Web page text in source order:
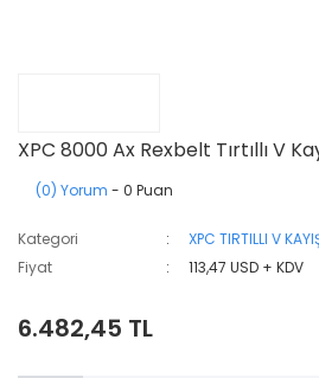
XPC 8000 Ax Rexbelt Tırtıllı V
(0) Yorum - 0 Puan
Kategori
XPC TIRTILLI V
Fiyat
113,47 USD + KDV
6.482,45 TL